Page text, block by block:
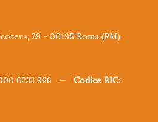
29 - 00195 Roma (RM)
0233 966 — Codice BIC: